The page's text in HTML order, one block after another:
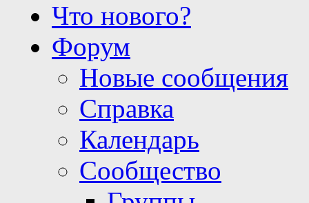
Что нового?
Форум
Новые сообщения
Справка
Календарь
Сообщество